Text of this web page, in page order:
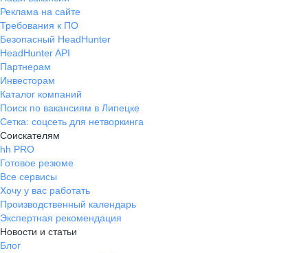
Реклама на сайте
Требования к ПО
Безопасный HeadHunter
HeadHunter API
Партнерам
Инвесторам
Каталог компаний
Поиск по вакансиям в Липецке
Сетка: соцсеть для нетворкинга
Соискателям
hh PRO
Готовое резюме
Все сервисы
Хочу у вас работать
Производственный календарь
Экспертная рекомендация
Новости и статьи
Блог